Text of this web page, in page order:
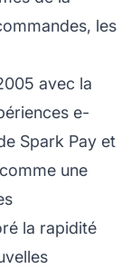
les
avec la
e-
Spark Pay et
une
la rapidité